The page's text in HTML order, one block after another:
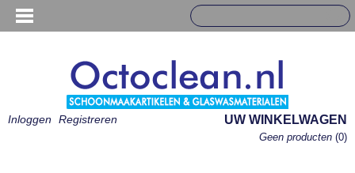
Inloggen Registreren UW WINKELWAGEN
Geen producten (0)